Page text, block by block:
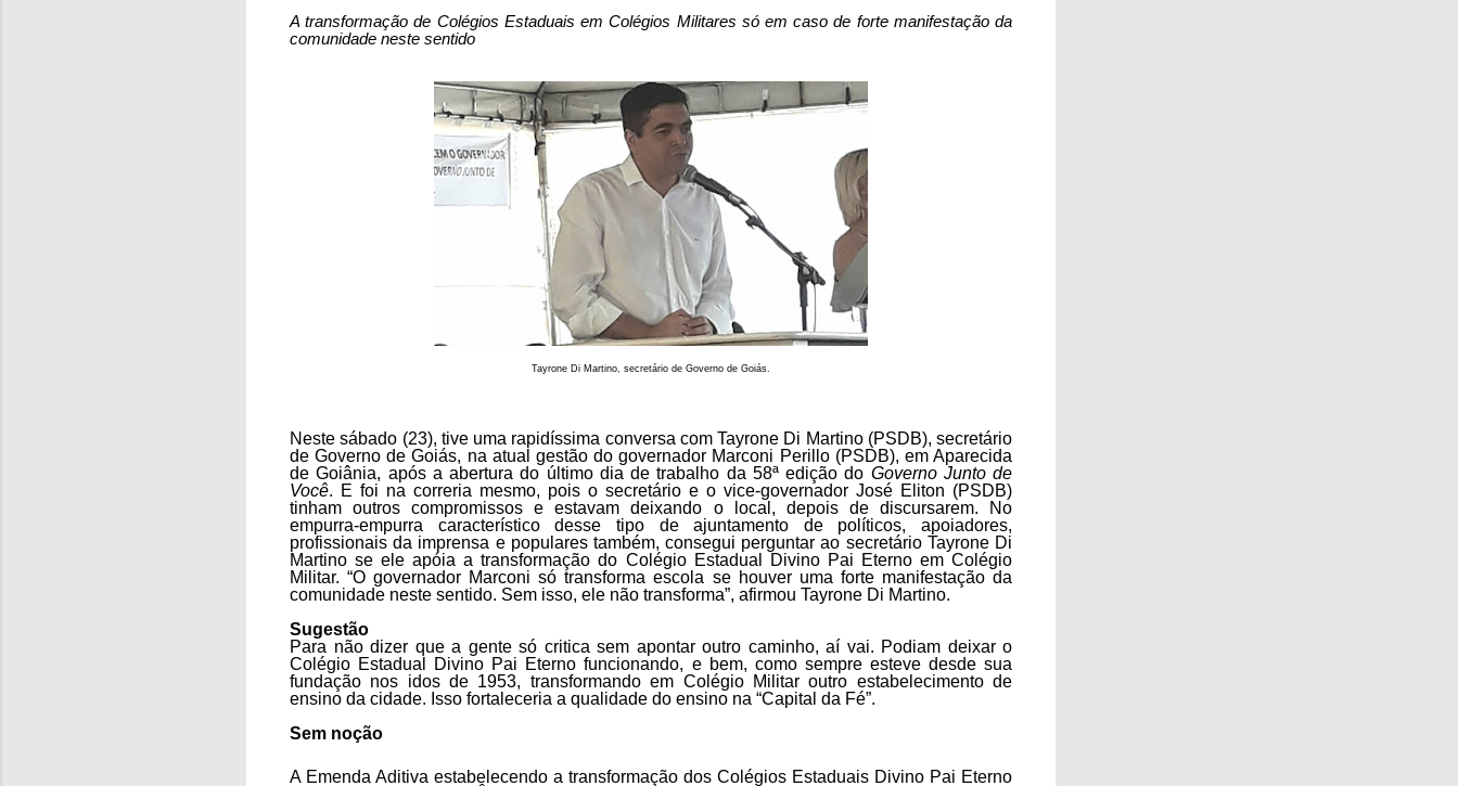
A transformação de Colégios Estaduais em Colégios Militares só em caso de forte manifestação da
comunidade neste sentido
Tayrone Di Martino, secretário de Governo de Goiás.
Neste sábado (23), tive uma rapidíssima conversa com Tayrone Di Martino (PSDB), secretário
de Governo de Goiás, na atual gestão do governador Marconi Perillo (PSDB), em Aparecida
de Goiânia, após a abertura do último dia de trabalho da 58ª edição do Governo Junto de
Você. E foi na correria mesmo, pois o secretário e o vice-governador José Eliton (PSDB)
tinham outros compromissos e estavam deixando o local, depois de discursarem. No
empurra-empurra característico desse tipo de ajuntamento de políticos, apoiadores,
profissionais da imprensa e populares também, consegui perguntar ao secretário Tayrone Di
Martino se ele apóia a transformação do Colégio Estadual Divino Pai Eterno em Colégio
Militar. “O governador Marconi só transforma escola se houver uma forte manifestação da
comunidade neste sentido. Sem isso, ele não transforma”, afirmou Tayrone Di Martino.
Sugestão
Para não dizer que a gente só critica sem apontar outro caminho, aí vai. Podiam deixar o
Colégio Estadual Divino Pai Eterno funcionando, e bem, como sempre esteve desde sua
fundação nos idos de 1953, transformando em Colégio Militar outro estabelecimento de
ensino da cidade. Isso fortaleceria a qualidade do ensino na “Capital da Fé”.
Sem noção
A Emenda Aditiva estabelecendo a transformação dos Colégios Estaduais Divino Pai Eterno